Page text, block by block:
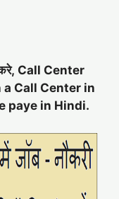
करे, Call Center
a Call Center in
paye in Hindi.